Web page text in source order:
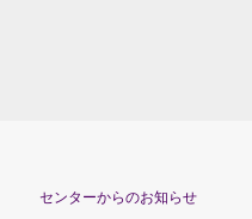
センターからのお知らせ